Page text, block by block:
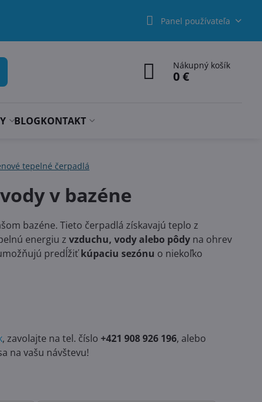
Panel používateľa
Nákupný košík
0 €
BLOGKONTAKT
tepelné čerpadlá
v bazéne
bazéne. Tieto čerpadlá získavajú teplo z
energiu z vzduchu, vody alebo pôdyna ohrev
predĺžiťkúpaciu sezónu o niekoľko
, zavolajte na tel. číslo +421 908 926 196, alebo
na vašu návštevu!